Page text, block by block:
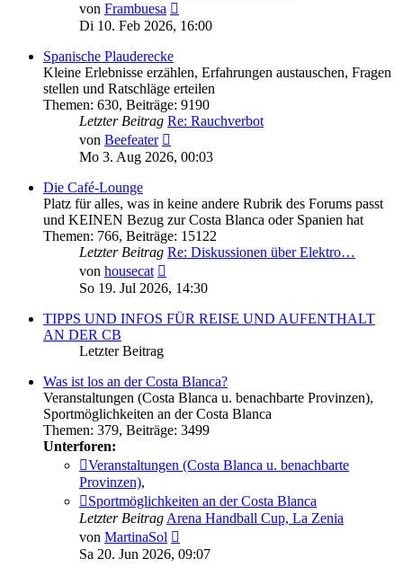
von Frambuesa
Beitrag
Di 10. Feb 2026, 16:00
Spanische Plauderecke
Kleine Erlebnisse erzählen, Erfahrungen austauschen, Fragen
stellen und Ratschläge erteilen
Themen: 630, Beiträge: 9190
Letzter Beitrag Re: Rauchverbot
von Beefeater
Beitrag
Mo 3. Aug 2026, 00:03
Die Café-Lounge
Platz für alles, was in keine andere Rubrik des Forums passt
und KEINEN Bezug zur Costa Blanca oder Spanien hat
Themen: 766, Beiträge: 15122
Letzter Beitrag Re: Diskussionen über Elektro…
von housecat
Beitrag
So 19. Jul 2026, 14:30
TIPPS UND INFOS FÜR REISE UND AUFENTHALT
AN DER CB
Letzter Beitrag
Was ist los an der Costa Blanca?
Veranstaltungen (Costa Blanca u. benachbarte Provinzen),
Sportmöglichkeiten an der Costa Blanca
Themen: 379, Beiträge: 3499
Unterforen:
Veranstaltungen (Costa Blanca u. benachbarte
Provinzen),
Sportmöglichkeiten an der Costa Blanca
Letzter Beitrag Arena Handball Cup, La Zenia
von MartinaSol
Beitrag
Sa 20. Jun 2026, 09:07